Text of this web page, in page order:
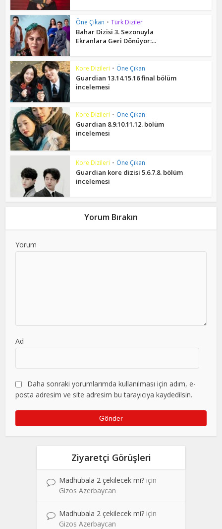
Öne Çıkan • Türk Diziler
Bahar Dizisi 3. Sezonuyla
Ekranlara Geri Dönüyor:...
Kore Dizileri • Öne Çıkan
Guardian 13.14.15.16 final bölüm
incelemesi
Kore Dizileri • Öne Çıkan
Guardian 8.9.10.11.12. bölüm
incelemesi
Kore Dizileri • Öne Çıkan
Guardian kore dizisi 5.6.7.8. bölüm
incelemesi
Yorum Bırakın
Yorum
Ad
Daha sonraki yorumlarımda kullanılması için adım, e-
posta adresim ve site adresim bu tarayıcıya kaydedilsin.
Ziyaretçi Görüşleri
Madhubala 2 çekilecek mi? için
Gizos Azerbaycan
Madhubala 2 çekilecek mi? için
Gizos Azerbaycan